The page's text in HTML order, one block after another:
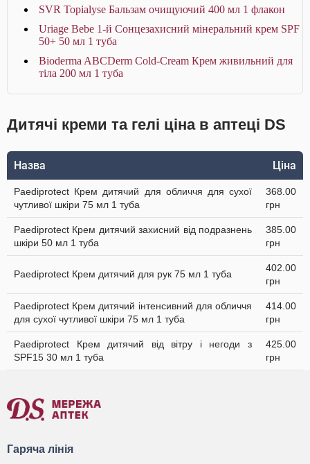
SVR Topialyse Бальзам очищуючий 400 мл 1 флакон
Uriage Bebe 1-й Сонцезахисний мінеральний крем SPF
50+ 50 мл 1 туба
Bioderma ABCDerm Cold-Cream Крем живильний для
тіла 200 мл 1 туба
Дитячі креми та гелі ціна в аптеці DS
Назва Ціна
Paediprotect Крем дитячий для обличчя для сухої
чутливої шкіри 75 мл 1 туба
368.00
грн
Paediprotect Крем дитячий захисний від подразнень
шкіри 50 мл 1 туба
385.00
грн
Paediprotect Крем дитячий для рук 75 мл 1 туба
402.00
грн
Paediprotect Крем дитячий інтенсивний для обличчя
для сухої чутливої шкіри 75 мл 1 туба
414.00
грн
Paediprotect Крем дитячий від вітру і негоди з
SPF15 30 мл 1 туба
425.00
грн
Гаряча лінія